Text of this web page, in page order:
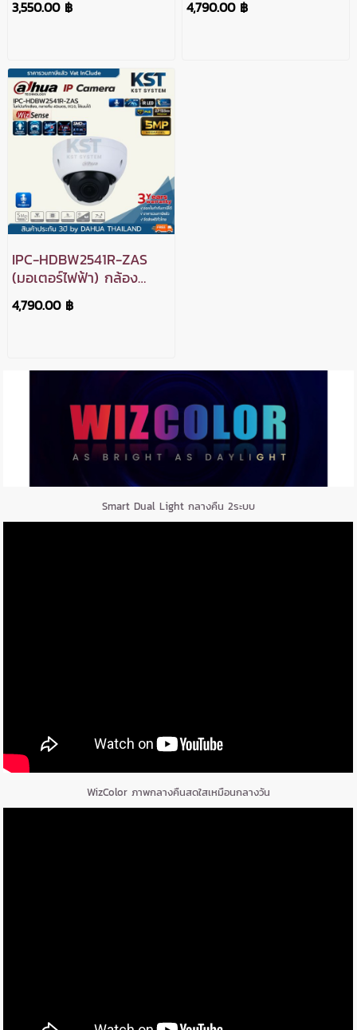
WizSense IPC 4MP PoE
3,550.00 ฿
WizSense IPC 5MP PoE
4,790.00 ฿
IPC-HDBW2541R-ZAS
(มอเตอร์ไฟฟ้า) กล้อง
วงจรปิด Dahua
WizSense IPC 5MP PoE
4,790.00 ฿
Smart Dual Light กลางคืน 2ระบบ
WizColor ภาพกลางคืนสดใสเหมือนกลางวัน